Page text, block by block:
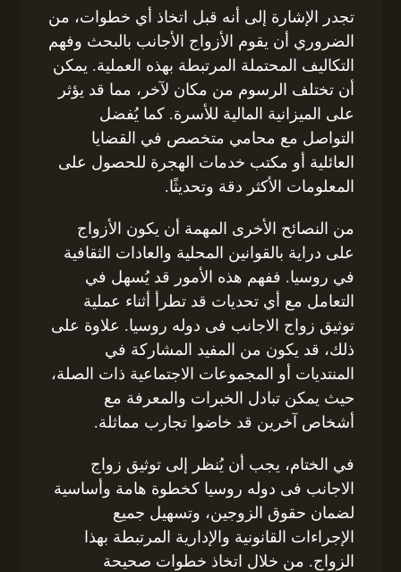
تجدر الإشارة إلى أنه قبل اتخاذ أي خطوات، من
الضروري أن يقوم الأزواج الأجانب بالبحث وفهم
التكاليف المحتملة المرتبطة بهذه العملية. يمكن
أن تختلف الرسوم من مكان لآخر، مما قد يؤثر
على الميزانية المالية للأسرة. كما يُفضل
التواصل مع محامي متخصص في القضايا
العائلية أو مكتب خدمات الهجرة للحصول على
المعلومات الأكثر دقة وتحديثًا.
من النصائح الأخرى المهمة أن يكون الأزواج
على دراية بالقوانين المحلية والعادات الثقافية
في روسيا. ففهم هذه الأمور قد يُسهل في
التعامل مع أي تحديات قد تطرأ أثناء عملية
توثيق زواج الاجانب فى دوله روسيا. علاوة على
ذلك، قد يكون من المفيد المشاركة في
المنتديات أو المجموعات الاجتماعية ذات الصلة،
حيث يمكن تبادل الخبرات والمعرفة مع
أشخاص آخرين قد خاضوا تجارب مماثلة.
في الختام، يجب أن يُنظر إلى توثيق زواج
الاجانب فى دوله روسيا كخطوة هامة وأساسية
لضمان حقوق الزوجين، وتسهيل جميع
الإجراءات القانونية والإدارية المرتبطة بهذا
الزواج. من خلال اتخاذ خطوات صحيحة